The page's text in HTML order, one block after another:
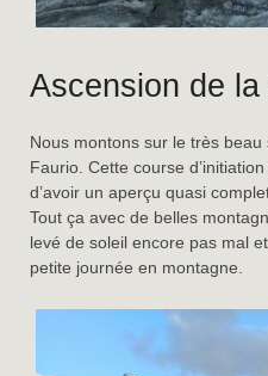
Ascension de
Nous montons sur le très
Faurio. Cette course
d’avoir un aperçu quasi
Tout ça avec de belles
levé de soleil encore pas mal
petite journée en montagne.